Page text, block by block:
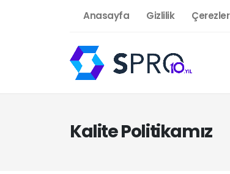
Anasayfa Gizlilik Çerezler
Kalite Politikamız